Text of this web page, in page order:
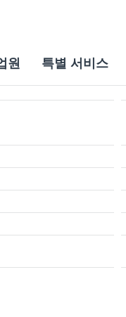
원 특별 서비스